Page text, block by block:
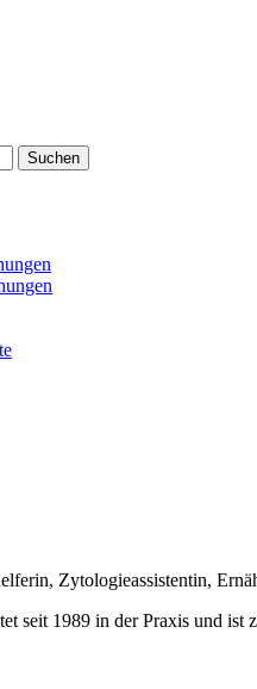
Suchen
Zytologieassistentin,
seit 1989 in der Praxis und ist